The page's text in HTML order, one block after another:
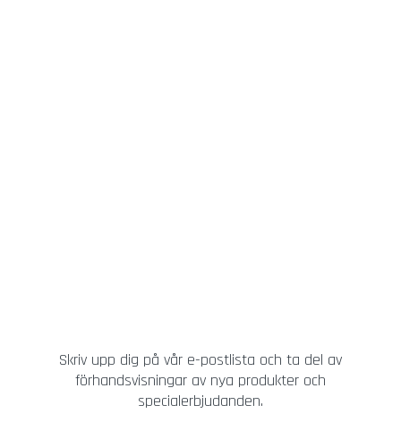
Skriv upp dig på vår e-postlista och ta del av
förhandsvisningar av nya produkter och
specialerbjudanden.